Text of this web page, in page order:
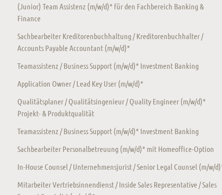
(Junior) Team Assistenz (m/w/d)* für den Fachbereich Banking &
Finance
Sachbearbeiter Kreditorenbuchhaltung / Kreditorenbuchhalter /
Accounts Payable Accountant (m/w/d)*
Teamassistenz / Business Support (m/w/d)* Investment Banking
Application Owner / Lead Key User (m/w/d)*
Qualitätsplaner / Qualitätsingenieur / Quality Engineer (m/w/d)*
Projekt- & Produktqualität
Teamassistenz / Business Support (m/w/d)* Investment Banking
Sachbearbeiter Personalbetreuung (m/w/d)* mit Homeoffice-Option
In-House Counsel / Unternehmensjurist / Senior Legal Counsel (m/w/
Mitarbeiter Vertriebsinnendienst / Inside Sales Representative / Sales